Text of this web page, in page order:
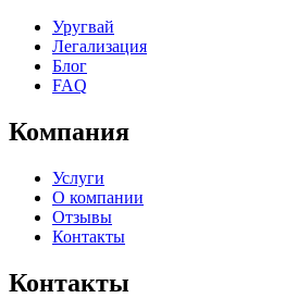
Уругвай
Легализация
Блог
FAQ
Компания
Услуги
О компании
Отзывы
Контакты
Контакты